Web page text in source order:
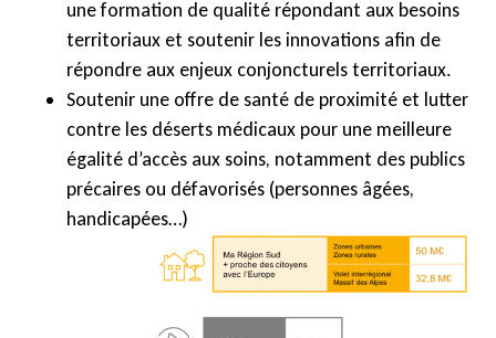
une formation de qualité répondant aux besoins
territoriaux et soutenir les innovations afin de
répondre aux enjeux conjoncturels territoriaux.
Soutenir une offre de santé de proximité et lutter
contre les déserts médicaux pour une meilleure
égalité d’accès aux soins, notamment des publics
précaires ou défavorisés (personnes âgées,
handicapées…)